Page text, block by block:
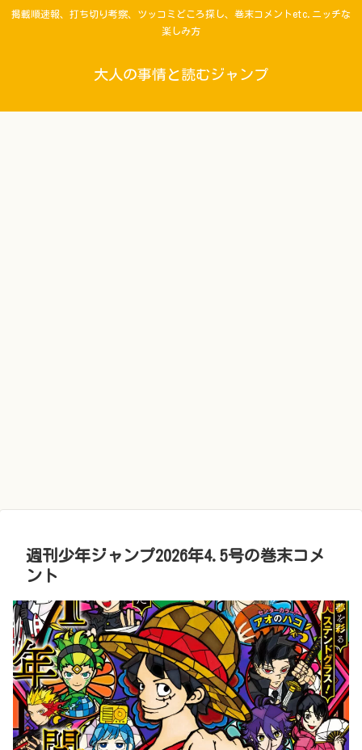
掲載順速報、打ち切り考察、ツッコミどころ探し、巻末コメントetc.ニッチな
楽しみ方
大人の事情と読むジャンプ
週刊少年ジャンプ2026年4.5号の巻末コメ
ント